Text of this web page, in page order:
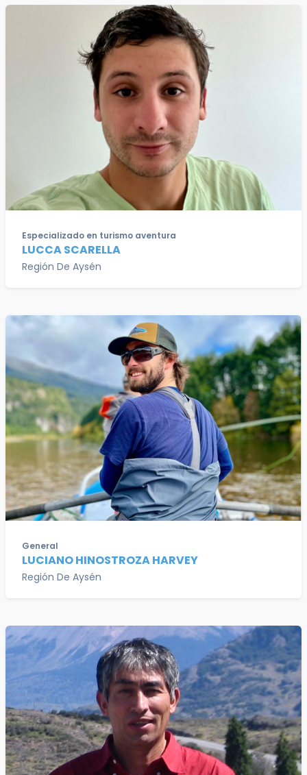
Especializado en turismo aventura
LUCCA SCARELLA
Región De Aysén
General
LUCIANO HINOSTROZA HARVEY
Región De Aysén